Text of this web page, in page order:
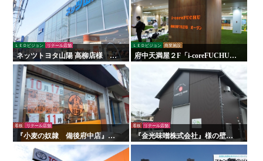
ＬＥＤビジョン リテール店舗
ネッツトヨタ山陽 高柳店様 看
板・サイン
ＬＥＤビジョン 商業施設
府中天満屋２F「i-coreFUCHU」
様 LED木目ウォール 他
看板 リテール店舗
『小麦の奴隷 備後府中店』様
の壁面看板の施工を行いまし
看板 リテール店舗
『金光味噌株式会社』様の壁面
看板の施工を行いました！